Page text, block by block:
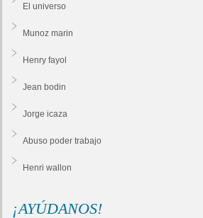
El universo
Munoz marin
Henry fayol
Jean bodin
Jorge icaza
Abuso poder trabajo
Henri wallon
¡AYÚDANOS!